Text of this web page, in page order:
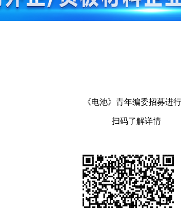
《电池》青年编委招募进
扫码了解详情